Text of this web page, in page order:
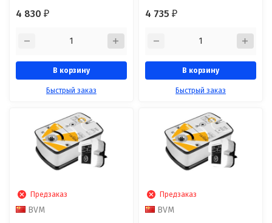
4 830₽
В корзину
Быстрый заказ
4 735₽
В корзину
Быстрый заказ
Предзаказ
BVM
Предзаказ
BVM